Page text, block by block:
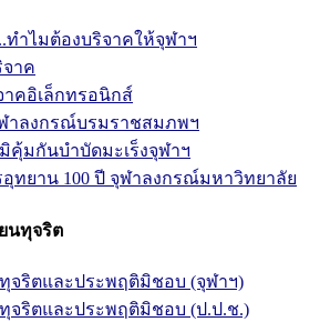
ทำไมต้องบริจาคให้จุฬาฯ
จาค
าคอิเล็กทรอนิกส์
าลงกรณ์บรมราชสมภพฯ
คุ้มกันบำบัดมะเร็งจุฬาฯ
อุทยาน 100 ปี จุฬาลงกรณ์มหาวิทยาลัย
ยนทุจริต
ทุจริตและประพฤติมิชอบ (จุฬาฯ)
ทุจริตและประพฤติมิชอบ (ป.ป.ช.)